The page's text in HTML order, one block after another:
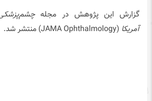
گزارش این پژوهش در مجله
آمریکا (JAMA Ophthalmology) منتشر شد.